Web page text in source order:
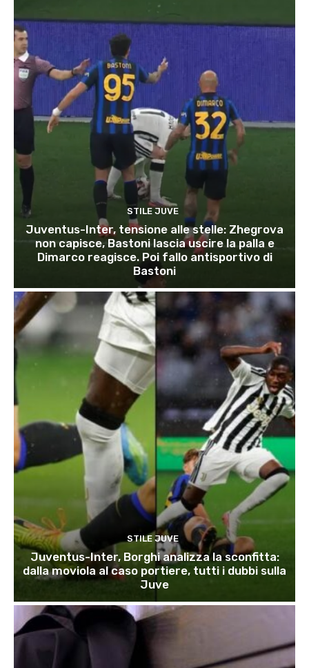
STILE JUVE
Juventus-Inter, tensione alle stelle: Zhegrova
non capisce, Bastoni lascia uscire la palla e
Dimarco reagisce. Poi fallo antisportivo di
Bastoni
STILE JUVE
Juventus-Inter, Borghi analizza la sconfitta:
dalla moviola al caso portiere, tutti i dubbi sulla
Juve